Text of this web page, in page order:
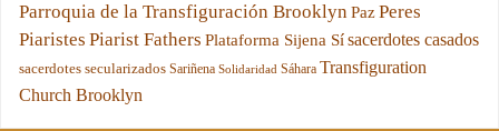
Parroquia de la Transfiguración Brooklyn Paz Peres
Piaristes Piarist Fathers Plataforma Sijena Sí sacerdotes casados
sacerdotes secularizados Sariñena Solidaridad Sáhara Transfiguration
Church Brooklyn